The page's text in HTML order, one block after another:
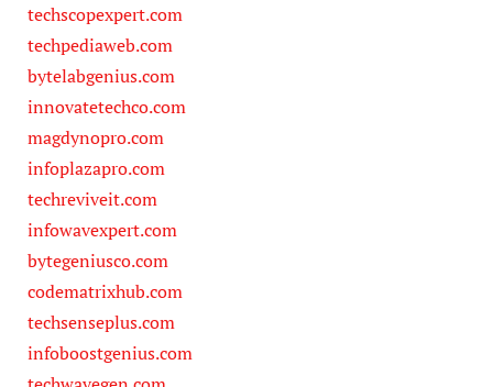
techscopexpert.com
techpediaweb.com
bytelabgenius.com
innovatetechco.com
magdynopro.com
infoplazapro.com
techreviveit.com
infowavexpert.com
bytegeniusco.com
codematrixhub.com
techsenseplus.com
infoboostgenius.com